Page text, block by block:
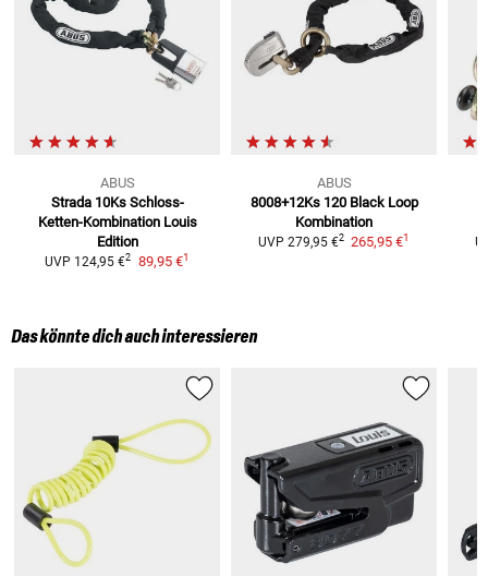
ABUS
Strada 10Ks Schloss-
Ketten-Kombination Louis
Edition
UVP 124,95 €2 89,95 €1
ABUS
8008+12Ks 120 Black Loop
Kombination
UVP 279,95 €2 265,95 €1
Das könnte dich auch interessieren